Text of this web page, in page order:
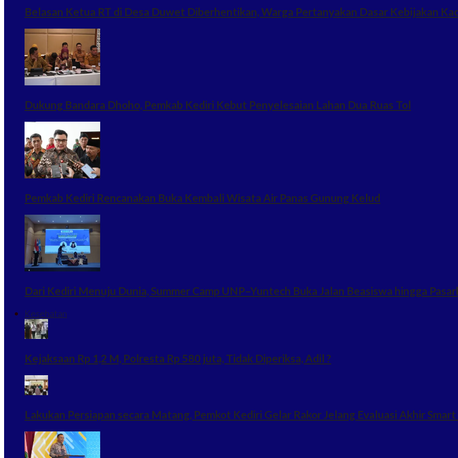
Belasan Ketua RT di Desa Duwet Diberhentikan, Warga Pertanyakan Dasar Kebijakan
Dukung Bandara Dhoho, Pemkab Kediri Kebut Penyelesaian Lahan Dua Ruas Tol
Pemkab Kediri Rencanakan Buka Kembali Wisata Air Panas Gunung Kelud
Dari Kediri Menuju Dunia, Summer Camp UNP–Yuntech Buka Jalan Beasiswa hingga
Kesehatan
Kejaksaan Rp 1,2 M, Polresta Rp 580 juta, Tidak Diperiksa, Adil ?
Lakukan Persiapan secara Matang, Pemkot Kediri Gelar Rakor Jelang Evaluasi Akhir